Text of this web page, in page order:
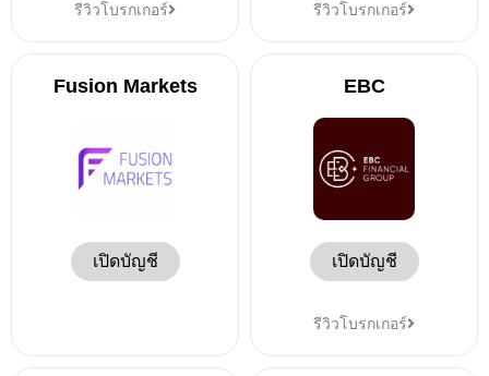
รีวิวโบรกเกอร์ รีวิวโบรกเกอร์
Fusion Markets
เปิดบัญชี
EBC
เปิดบัญชี
รีวิวโบรกเกอร์